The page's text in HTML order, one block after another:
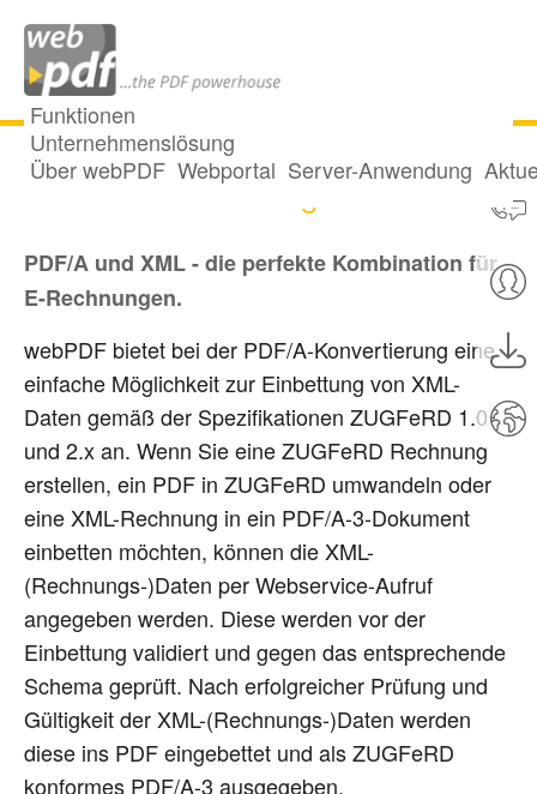
Funktionen
Unternehmenslösung
Über webPDF Webportal Server-Anwendung
ZUGFeRD Rechnungen erstellen
PDF/A und XML - die perfekte Kombination für
E-Rechnungen.
webPDF bietet bei der PDF/A-Konvertierung eine
einfache Möglichkeit zur Einbettung von XML-
Daten gemäß der Spezifikationen ZUGFeRD 1.0
und 2.x an. Wenn Sie eine ZUGFeRD Rechnung
erstellen, ein PDF in ZUGFeRD umwandeln oder
eine XML-Rechnung in ein PDF/A-3-Dokument
einbetten möchten, können die XML-
(Rechnungs-)Daten per Webservice-Aufruf
angegeben werden. Diese werden vor der
Einbettung validiert und gegen das entsprechende
Schema geprüft. Nach erfolgreicher Prüfung und
Gültigkeit der XML-(Rechnungs-)Daten werden
diese ins PDF eingebettet und als ZUGFeRD
konformes PDF/A-3 ausgegeben.